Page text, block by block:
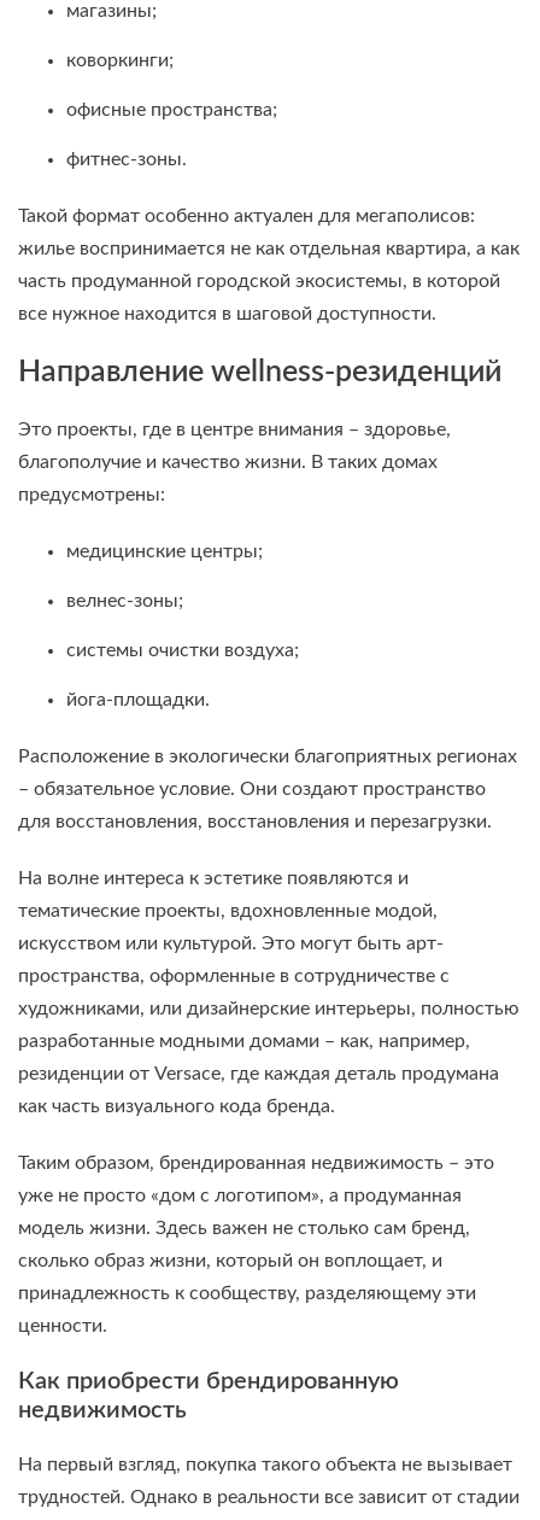
магазины;
коворкинги;
офисные пространства;
фитнес-зоны.
Такой формат особенно актуален для мегаполисов:
жилье воспринимается не как отдельная квартира, а как
часть продуманной городской экосистемы, в которой
все нужное находится в шаговой доступности.
Направление wellness-резиденций
Это проекты, где в центре внимания – здоровье,
благополучие и качество жизни. В таких домах
предусмотрены:
медицинские центры;
велнес-зоны;
системы очистки воздуха;
йога-площадки.
Расположение в экологически благоприятных регионах
– обязательное условие. Они создают пространство
для восстановления, восстановления и перезагрузки.
На волне интереса к эстетике появляются и
тематические проекты, вдохновленные модой,
искусством или культурой. Это могут быть арт-
пространства, оформленные в сотрудничестве с
художниками, или дизайнерские интерьеры, полностью
разработанные модными домами – как, например,
резиденции от Versace, где каждая деталь продумана
как часть визуального кода бренда.
Таким образом, брендированная недвижимость – это
уже не просто «дом с логотипом», а продуманная
модель жизни. Здесь важен не столько сам бренд,
сколько образ жизни, который он воплощает, и
принадлежность к сообществу, разделяющему эти
ценности.
Как приобрести брендированную
недвижимость
На первый взгляд, покупка такого объекта не вызывает
трудностей. Однако в реальности все зависит от стадии